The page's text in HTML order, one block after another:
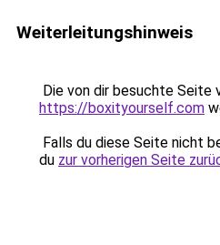
Weiterleitungshinweis
Die von dir besuchte Seite
https://boxityourself.com
Falls du diese Seite nicht
du zur vorherigen Seite